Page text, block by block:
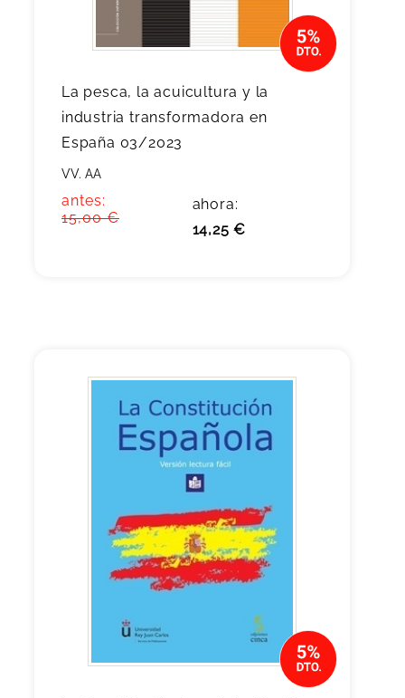
La pesca, la acuicultura y la
industria transformadora en
España 03/2023
VV. AA
antes:
15,00 €
ahora:
14,25 €